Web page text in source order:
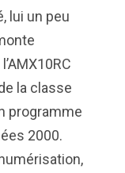
lui un peu
la classe
programme
2000.